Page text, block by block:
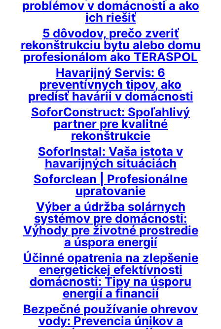
problémov v domácnosti a ako
ich riešiť
5 dôvodov, prečo zveriť
rekonštrukciu bytu alebo domu
profesionálom ako TERASPOL
Havarijný Servis: 6
preventívnych tipov, ako
predísť havárii v domácnosti
SoforConstruct: Spoľahlivý
partner pre kvalitné
rekonštrukcie
SoforInstal: Vaša istota v
havarijných situáciách
Soforclean | Profesionálne
upratovanie
Výber a údržba solárnych
systémov pre domácnosti:
Výhody pre životné prostredie
a úspora energií
Účinné opatrenia na zlepšenie
energetickej efektívnosti
domácnosti: Tipy na úsporu
energií a financií
Bezpečné používanie ohrevov
vody: Prevencia únikov a